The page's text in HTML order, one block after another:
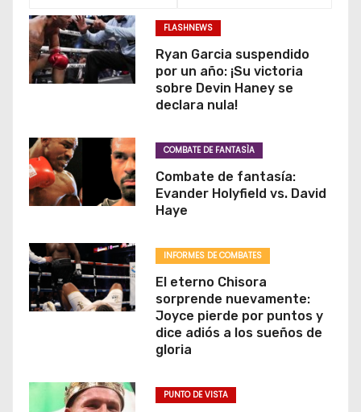
FLASHNEWS
Ryan Garcia suspendido
por un año: ¡Su victoria
sobre Devin Haney se
declara nula!
COMBATE DE FANTASÌA
Combate de fantasía:
Evander Holyfield vs. David
Haye
INFORMES DE COMBATES
El eterno Chisora
sorprende nuevamente:
Joyce pierde por puntos y
dice adiós a los sueños de
gloria
PUNTO DE VISTA